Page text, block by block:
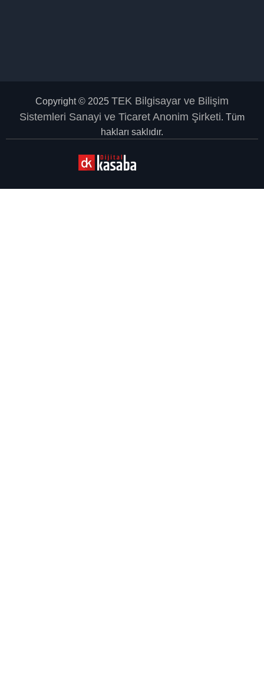
Copyright © 2025 TEK Bilgisayar ve Bilişim
Sistemleri Sanayi ve Ticaret Anonim Şirketi. Tüm
hakları saklıdır.